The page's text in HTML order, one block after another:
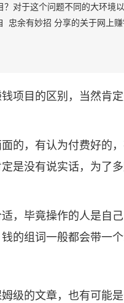
对于这个问题不同的大环境
忠余有妙招 分享的关于网上
目的区别，当然肯
，有认为付费好的
是没有说实话，为了
毕竟操作的人是自
的组词一般都会带一个
的文章，也有可能